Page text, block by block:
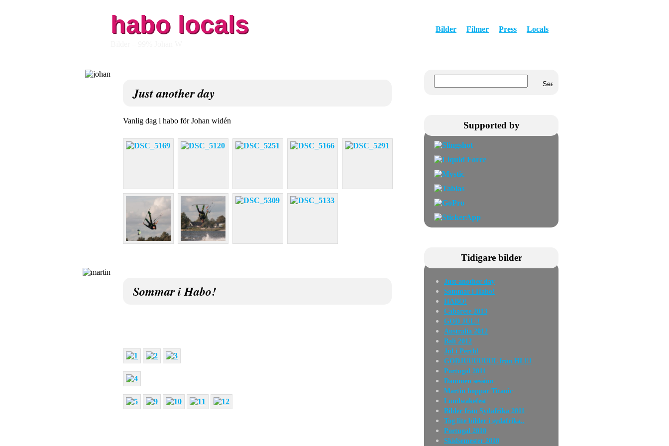
habo locals Bilder Filmer Press
Locals
Just another day
Vanlig dag i habo för Johan widén
Sommar i Habo!
Supported by
Tidigare bilder
Just another day
Sommar i Habo!
HABO!
Cabarete 2013
GOD JUL!!
Australia 2012
Bali 2012
Jul i Perth!
GODJUUUUUUL från HL!!!
Portugal 2011
Dammen session
Martin hoppar Titanic
Lundwakefest
Bilder från Sydafrika 2011
Tog lite bilder i sydafrika..
Portugal 2010
Skidsemester 2010